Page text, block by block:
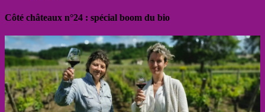
Côté châteaux n°24 : spécial boom du bio